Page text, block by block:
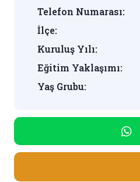
Telefon Numarası:
İlçe:
Kuruluş Yılı:
Eğitim Yaklaşımı:
Yaş Grubu: